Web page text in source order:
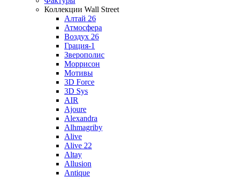
Коллекции Wall Street
Алтай 26
Атмосфера
Воздух 26
Грация-1
Зверополис
Моррисон
Мотивы
3D Force
3D Sys
AIR
Ajoure
Alexandra
Alhmagriby
Alive
Alive 22
Altay
Allusion
Antique